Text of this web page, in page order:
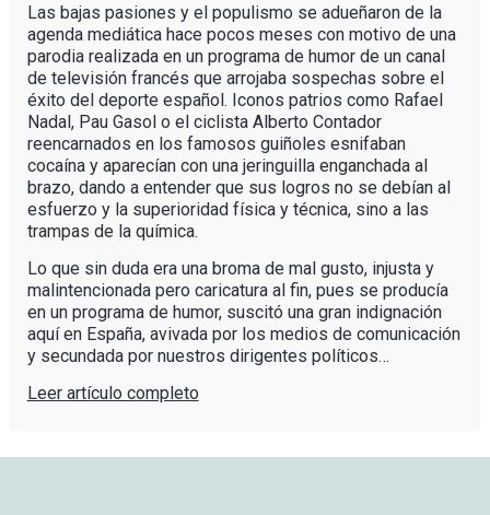
Las bajas pasiones y el populismo se adueñaron de la
agenda mediática hace pocos meses con motivo de una
parodia realizada en un programa de humor de un canal
de televisión francés que arrojaba sospechas sobre el
éxito del deporte español. Iconos patrios como Rafael
Nadal, Pau Gasol o el ciclista Alberto Contador
reencarnados en los famosos guiñoles esnifaban
cocaína y aparecían con una jeringuilla enganchada al
brazo, dando a entender que sus logros no se debían al
esfuerzo y la superioridad física y técnica, sino a las
trampas de la química.
Lo que sin duda era una broma de mal gusto, injusta y
malintencionada pero caricatura al fin, pues se producía
en un programa de humor, suscitó una gran indignación
aquí en España, avivada por los medios de comunicación
y secundada por nuestros dirigentes políticos…
Leer artículo completo